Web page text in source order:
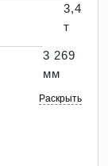
3,4
т
3 269
мм
Раскрыть